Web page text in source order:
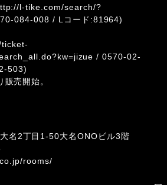
l-tike.com/search/?
084-008 / Lコード:81964)
/0570-02-
503)
売開始。
名2丁目1-50大名ONOビル3階
rooms/